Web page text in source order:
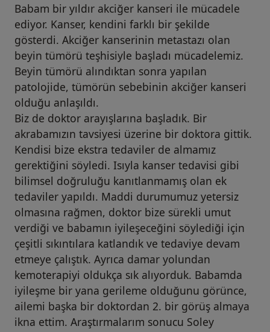
Babam bir yıldır akciğer kanseri ile mücadele
ediyor. Kanser, kendini farklı bir şekilde
gösterdi. Akciğer kanserinin metastazı olan
beyin tümörü teşhisiyle başladı mücadelemiz.
Beyin tümörü alındıktan sonra yapılan
patolojide, tümörün sebebinin akciğer kanseri
olduğu anlaşıldı.
Biz de doktor arayışlarına başladık. Bir
akrabamızın tavsiyesi üzerine bir doktora gittik.
Kendisi bize ekstra tedaviler de almamız
gerektiğini söyledi. Isıyla kanser tedavisi gibi
bilimsel doğruluğu kanıtlanmamış olan ek
tedaviler yapıldı. Maddi durumumuz yetersiz
olmasına rağmen, doktor bize sürekli umut
verdiği ve babamın iyileşeceğini söylediği için
çeşitli sıkıntılara katlandık ve tedaviye devam
etmeye çalıştık. Ayrıca damar yolundan
kemoterapiyi oldukça sık alıyorduk. Babamda
iyileşme bir yana gerileme olduğunu görünce,
ailemi başka bir doktordan 2. bir görüş almaya
ikna ettim. Araştırmalarım sonucu Soley